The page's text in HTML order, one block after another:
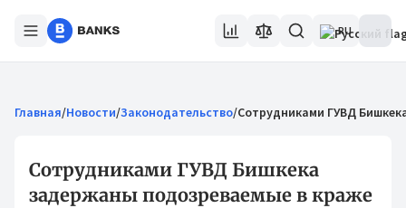
RU
Главная/Новости/Законодательство/Сотрудниками ГУВД
Сотрудниками ГУВД Бишкека
задержаны подозреваемые в краже